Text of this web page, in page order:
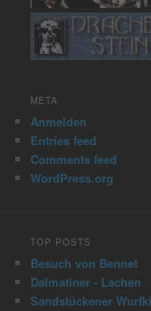
META
Anmelden
Entries feed
Comments feed
WordPress.org
TOP POSTS
Besuch von Bennet
Dalmatiner - Lachen
Sandstückener